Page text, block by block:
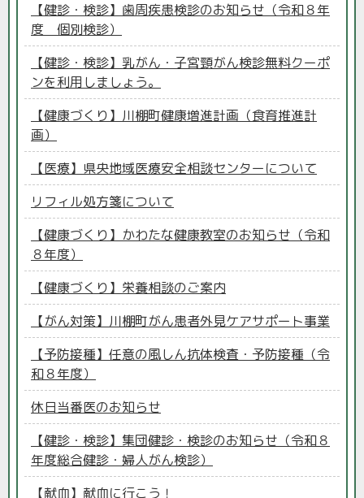
【健診・検診】歯周疾患検診のお知らせ（令和８年
度 個別検診）
【健診・検診】乳がん・子宮頸がん検診無料クーポ
ンを利用しましょう。
【健康づくり】川棚町健康増進計画（食育推進計
画）
【医療】県央地域医療安全相談センターについて
リフィル処方箋について
【健康づくり】かわたな健康教室のお知らせ（令和
８年度）
【健康づくり】栄養相談のご案内
【がん対策】川棚町がん患者外見ケアサポート事業
【予防接種】任意の風しん抗体検査・予防接種（令
和８年度）
休日当番医のお知らせ
【健診・検診】集団健診・検診のお知らせ（令和８
年度総合健診・婦人がん検診）
【献血】献血に行こう！